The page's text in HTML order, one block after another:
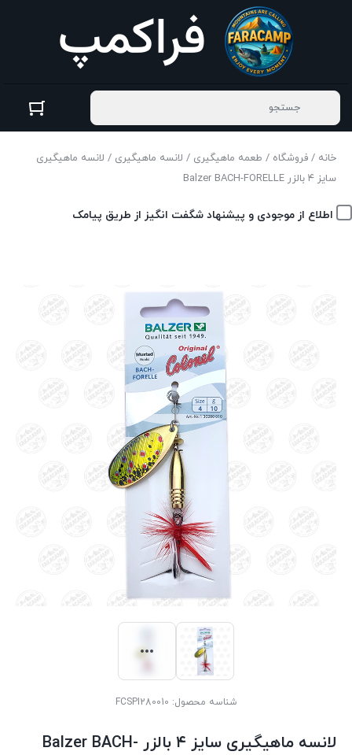
خانه / فروشگاه / طعمه ماهیگیری / لانسه ماهیگیری / لانسه ماهیگیری
سایز ۴ بالزر Balzer BACH-FORELLE
اطلاع از موجودی و پیشنهاد شگفت انگیز از طریق پیامک
شناسه محصول: FCSPI280010
لانسه ماهیگیری سایز ۴ بالزر Balzer BACH-